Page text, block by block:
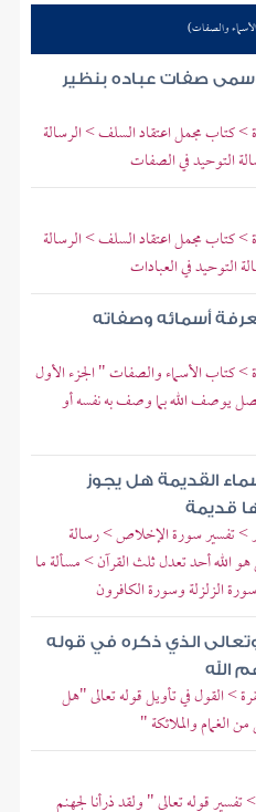
والصفات)
صفات عباده بنظير
> كتاب مجمل اعتقاد السلف > الرسالة
التوحيد في الصفات
> كتاب مجمل اعتقاد السلف > الرسالة
التوحيد في العبادات
أسمائه وصفاته
> كتاب الأسماء والصفات " الجزء الأول
يوصف الله بما وصف به نفسه أو
القديمة هل يجوز
قديمة
> تفسير سورة الإخلاص > رسالة
الله أحد تعدل ثلث القرآن > مسألة ما
الزلزلة وسورة الكافرون
وتعالى الذي ذكره في قوله
الله
> القول في تأويل قوله تعالى "هل
الغمام والملائكة "
قوله تعالى " ولقد ذرأنا لجهنم